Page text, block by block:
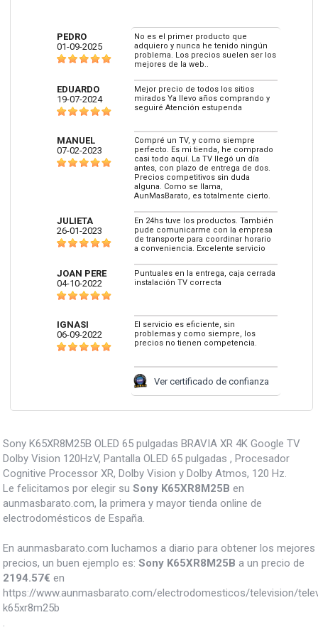
PEDRO
01-09-2025
No es el primer producto que
adquiero y nunca he tenido ningún
problema. Los precios suelen ser los
mejores de la web..
EDUARDO
19-07-2024
Mejor precio de todos los sitios
mirados Ya llevo años comprando y
seguiré Atención estupenda
MANUEL
07-02-2023
Compré un TV, y como siempre
perfecto. Es mi tienda, he comprado
casi todo aquí. La TV llegó un día
antes, con plazo de entrega de dos.
Precios competitivos sin duda
alguna. Como se llama,
AunMasBarato, es totalmente cierto.
JULIETA
26-01-2023
En 24hs tuve los productos. También
pude comunicarme con la empresa
de transporte para coordinar horario
a conveniencia. Excelente servicio
JOAN PERE
04-10-2022
Puntuales en la entrega, caja cerrada
instalación TV correcta
IGNASI
06-09-2022
El servicio es eficiente, sin
problemas y como siempre, los
precios no tienen competencia.
Ver certificado de confianza
Sony K65XR8M25B OLED 65 pulgadas BRAVIA XR 4K Google TV
Dolby Vision 120HzV, Pantalla OLED 65 pulgadas , Procesador
Cognitive Processor XR, Dolby Vision y Dolby Atmos, 120 Hz.
Le felicitamos por elegir su Sony K65XR8M25B en
aunmasbarato.com, la primera y mayor tienda online de
electrodomésticos de España.
En aunmasbarato.com luchamos a diario para obtener los mejores
precios, un buen ejemplo es: Sony K65XR8M25B a un precio de
2194.57€ en
https://www.aunmasbarato.com/electrodomesticos/television/
k65xr8m25b
.